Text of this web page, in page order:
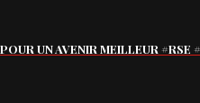
UN AVENIR MEILLEUR